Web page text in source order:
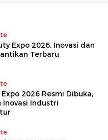
Expo 2026, Inovasi dan
Terbaru
Expo 2026 Resmi Dibuka,
Inovasi Industri